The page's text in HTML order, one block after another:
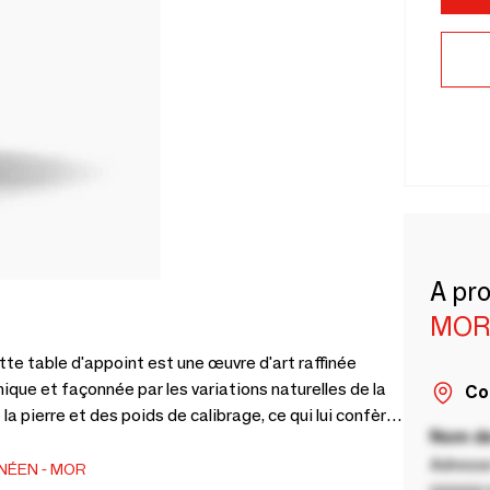
table d'appoint est une œuvre d'art raffinée
et façonnée par les variations naturelles de la
pierre et des poids de calibrage, ce qui lui confère
MOR
A
MOR
Nom